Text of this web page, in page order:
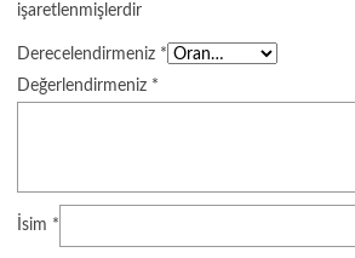
işaretlenmişlerdir
Derecelendirmeniz *
Değerlendirmeniz *
İsim *